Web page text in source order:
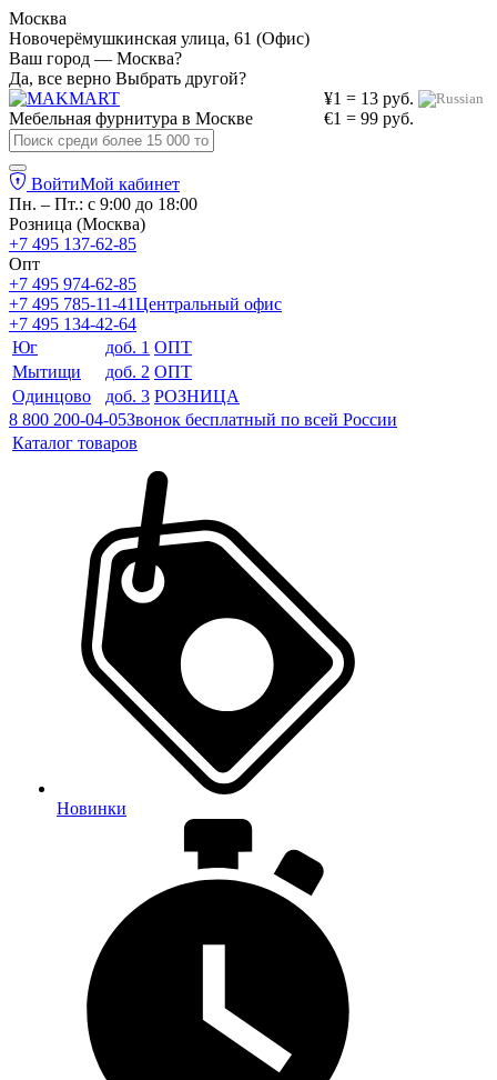
Москва
Новочерёмушкинская улица, 61 (Офис)
Ваш город — Москва?
Да, все верно Выбрать другой?
¥1 = 13 руб.
€1 = 99 руб.
Мебельная фурнитура в Москве
ВойтиМой кабинет
Пн. – Пт.: с 9:00 до 18:00
Розница (Москва)
+7 495 137-62-85
Опт
+7 495 974-62-85
+7 495 785-11-41Центральный офис
+7 495 134-42-64
Юг
доб. 1 ОПТ
Мытищи
доб. 2 ОПТ
Одинцово
доб. 3 РОЗНИЦА
8 800 200-04-05Звонок бесплатный по всей России
Каталог товаров
Новинки